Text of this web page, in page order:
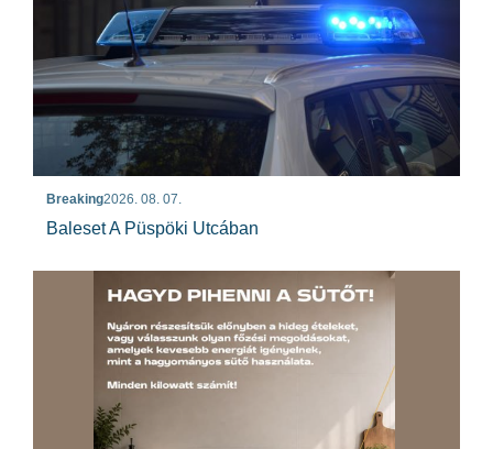
Breaking2026. 08. 07.
Baleset A Püspöki Utcában